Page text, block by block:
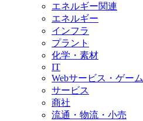
エネルギー関連
エネルギー
インフラ
プラント
化学・素材
IT
Webサービス・ゲーム
サービス
商社
流通・物流・小売